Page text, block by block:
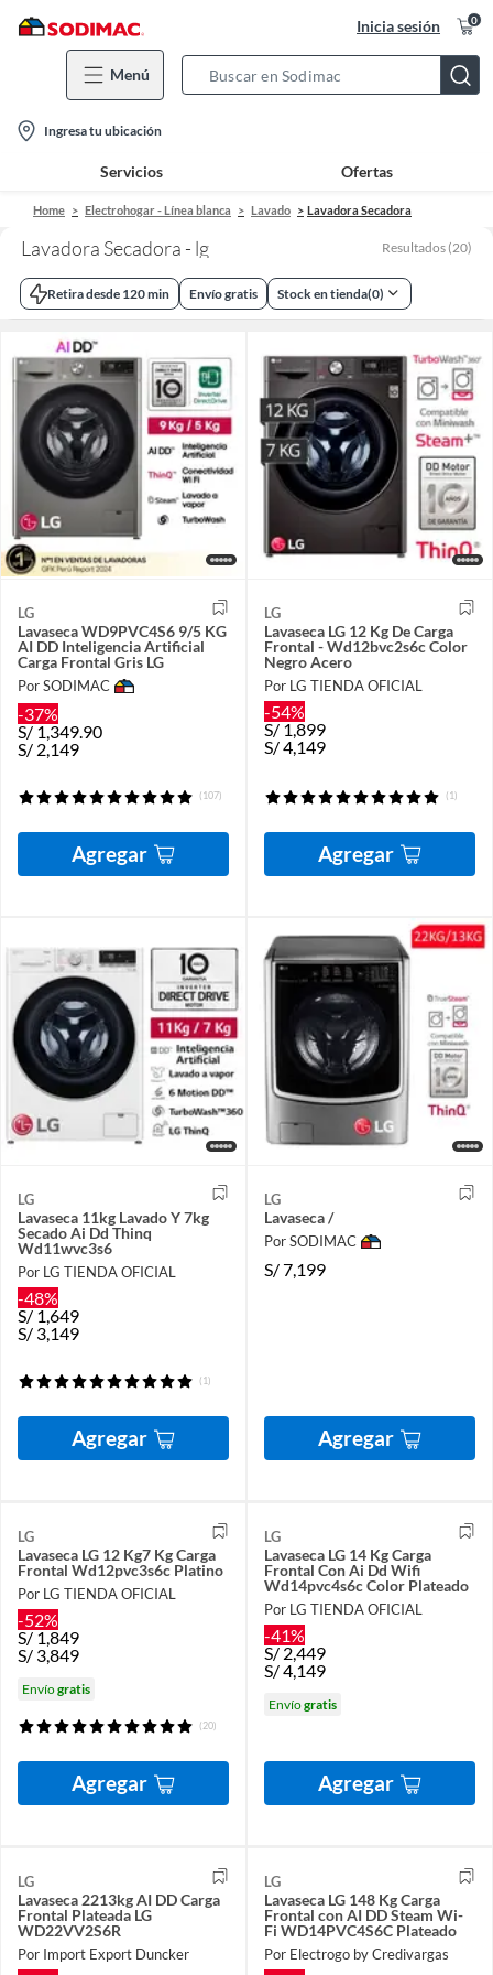
Inicia sesión 0
Menú
Bar
location-
icon
Ingresa tu ubicación
Servicios Ofertas
Home Electrohogar - Línea blanca Lavado Lavadora Secadora
Lavadora Secadora - lg Resultados (20)
Retira desde 120 min Envío gratis Stock en tienda(0)
LG
Lavaseca WD9PVC4S6 9/5 KG
AI DD Inteligencia Artificial
Carga Frontal Gris LG
Por SODIMAC
-37%
S/1,349.90
S/ 2,149
(107)
Agregar
LG
Lavaseca LG 12 Kg De Carga
Frontal - Wd12bvc2s6c Color
Negro Acero
Por LG TIENDA OFICIAL
-54%
S/ 1,899
S/4,149
(1)
Agregar
LG
Lavaseca 11kg Lavado Y 7kg
Secado Ai Dd Thinq
Wd11wvc3s6
Por LG TIENDA OFICIAL
-48%
S/1,649
S/ 3,149
(1)
Agregar
LG
Lavaseca /
Por SODIMAC
S/7,199
Agregar
LG
Lavaseca LG 12 Kg7 Kg Carga
Frontal Wd12pvc3s6c Platino
Por LG TIENDA OFICIAL
-52%
S/ 1,849
S/ 3,849
Envíogratis
(20)
Agregar
LG
Lavaseca LG 14 Kg Carga
Frontal Con Ai Dd Wifi
Wd14pvc4s6c Color Plateado
Por LG TIENDA OFICIAL
-41%
S/ 2,449
S/4,149
Envíogratis
Agregar
LG
Lavaseca 2213kg AI DD Carga
Frontal Plateada LG
WD22VV2S6R
Por Import Export Duncker
LG
Lavaseca LG 148 Kg Carga
Frontal con AI DD Steam Wi-
Fi WD14PVC4S6C Plateado
Por Electrogo by Credivargas